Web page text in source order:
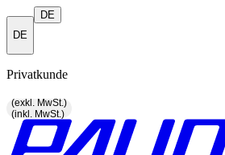
DE
DE
Privatkunde
(exkl. MwSt.)
(inkl. MwSt.)